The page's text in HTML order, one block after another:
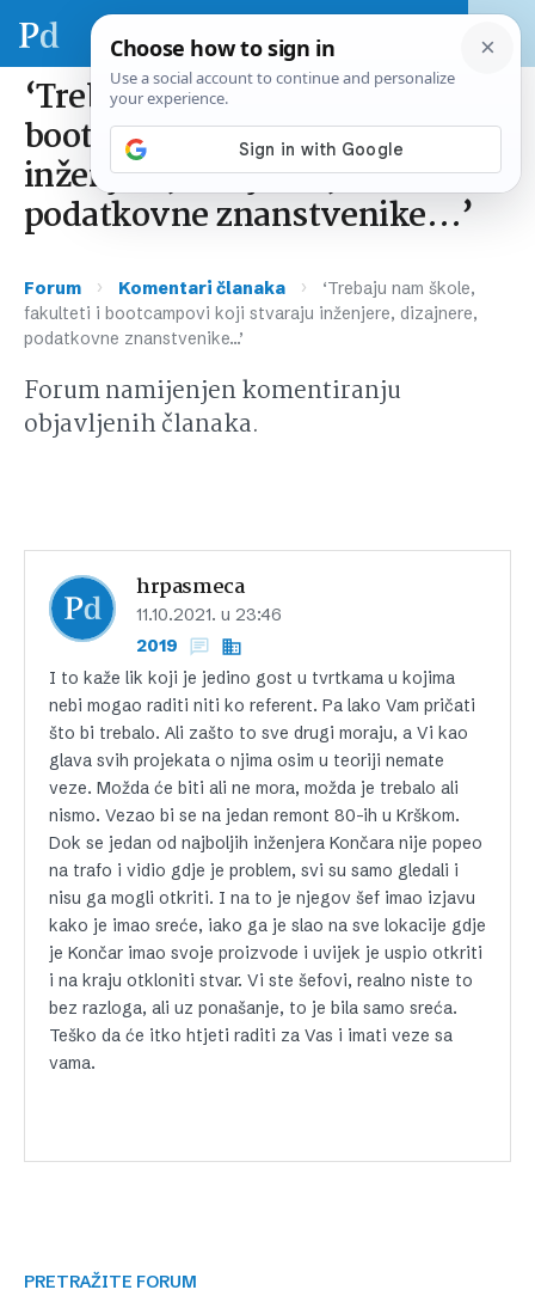
‘Trebaju nam škole, fakulteti i
bootcampovi koji stvaraju
inženjere, dizajnere,
podatkovne znanstvenike…’
Forum › Komentari članaka ›
‘Trebaju nam škole,
fakulteti i bootcampovi koji stvaraju inženjere, dizajnere,
podatkovne znanstvenike…’
Forum namijenjen komentiranju
objavljenih članaka.
hrpasmeca
11.10.2021. u 23:46
2019
I to kaže lik koji je jedino gost u tvrtkama u kojima
nebi mogao raditi niti ko referent. Pa lako Vam pričati
što bi trebalo. Ali zašto to sve drugi moraju, a Vi kao
glava svih projekata o njima osim u teoriji nemate
veze. Možda će biti ali ne mora, možda je trebalo ali
nismo. Vezao bi se na jedan remont 80-ih u Krškom.
Dok se jedan od najboljih inženjera Končara nije popeo
na trafo i vidio gdje je problem, svi su samo gledali i
nisu ga mogli otkriti. I na to je njegov šef imao izjavu
kako je imao sreće, iako ga je slao na sve lokacije gdje
je Končar imao svoje proizvode i uvijek je uspio otkriti
i na kraju otkloniti stvar. Vi ste šefovi, realno niste to
bez razloga, ali uz ponašanje, to je bila samo sreća.
Teško da će itko htjeti raditi za Vas i imati veze sa
vama.
PRETRAŽITE FORUM